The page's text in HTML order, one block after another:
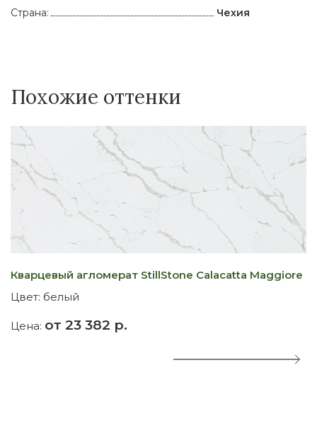
Страна:
Чехия
Похожие оттенки
Кварцевый агломерат StillStone Calacatta Maggiore
Цвет: белый
Цена: от 23 382 р.